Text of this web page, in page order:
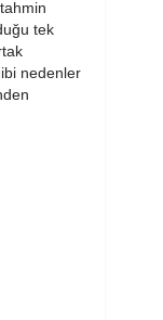
tek
nedenler